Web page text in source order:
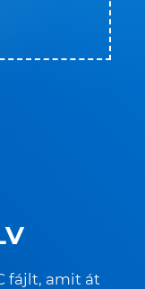
fájlt, amit át